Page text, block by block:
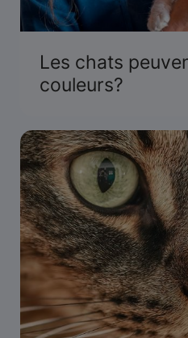
Les chats
couleurs?